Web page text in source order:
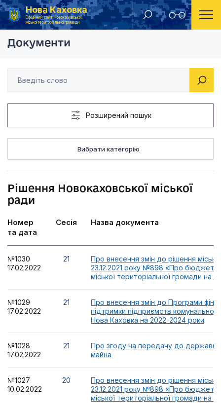
Нова Каховка
Офіційний сайт Новокаховської
міської територіальної громади
Головна Рішення Новокаховської міської ради
Документи
Розширений пошук
Вибрати категорію
Рішення Новокаховської міської
ради
Номер
та дата
Сесія Назва документа
№1030
17.02.2022
21
Про внесення змін до рішення
23.12.2021 року №898 «Про бюджет
міської територіальної громади на
№1029
17.02.2022
21
Про внесення змін до Програми
підтримки підприємств комунальної
Нова Каховка на 2022-2024 роки
№1028
17.02.2022
21
Про згоду на передачу до
майна
№1027
10.02.2022
20
Про внесення змін до рішення
23.12.2021 року №898 «Про бюджет
міської територіальної громади на